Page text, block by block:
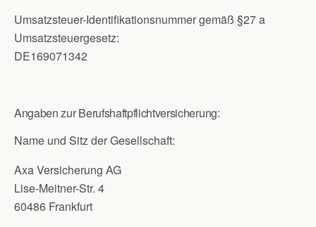
Umsatzsteuer-Identifikationsnummer gemäß §27 a
Umsatzsteuergesetz:
DE169071342
Angaben zur Berufshaftpflichtversicherung:
Name und Sitz der Gesellschaft:
Axa Versicherung AG
Lise-Meitner-Str. 4
60486 Frankfurt